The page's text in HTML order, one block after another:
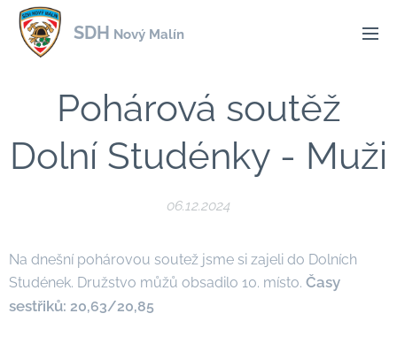
SDH Nový Malín
Pohárová soutěž
Dolní Studénky - Muži
06.12.2024
Na dnešní pohárovou soutež jsme si zajeli do Dolních
Studének. Družstvo můžů obsadilo 10. místo. Časy
sestřiků: 20,63/20,85